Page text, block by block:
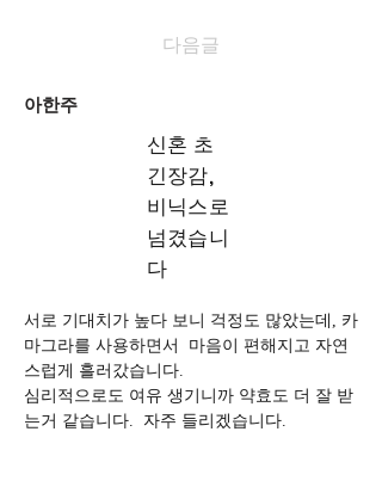
다음글
아한주
신혼 초
긴장감,
비닉스로
넘겼습니
다
서로 기대치가 높다 보니 걱정도 많았는데, 카
마그라를 사용하면서  마음이 편해지고 자연
스럽게 흘러갔습니다.
심리적으로도 여유 생기니까 약효도 더 잘 받
는거 같습니다.  자주 들리겠습니다.